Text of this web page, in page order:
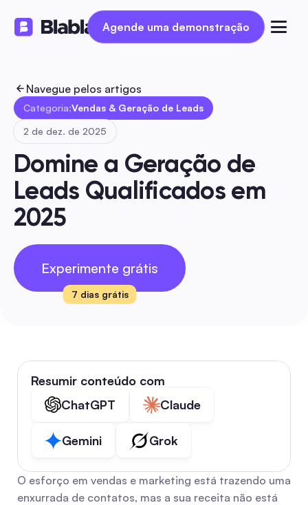
Agende uma demonstração
Agende uma demonstração
Navegue pelos artigos
Categoria:Vendas & Geração de Leads
2 de dez. de 2025
Domine a Geração de
Leads Qualificados em
2025
Experimente grátis
7 dias grátis
Resumir conteúdo com
ChatGPT
Claude
Gemini Grok
O esforço em vendas e marketing está trazendo uma
enxurrada de contatos, mas a sua receita não está